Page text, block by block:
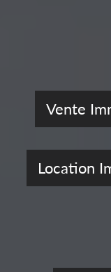
Vente
Location